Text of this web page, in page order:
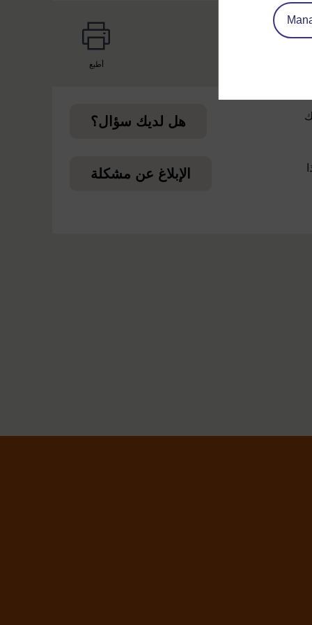
أطبع
هل لديك سؤال؟
الإبلاغ عن مشكلة